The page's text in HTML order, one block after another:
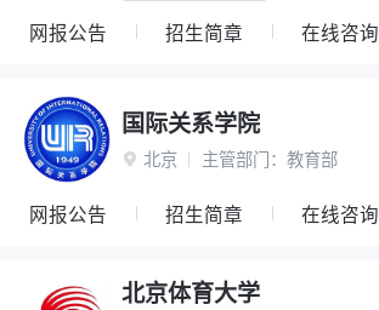
网报公告 招生简章 在线咨询
国际关系学院
 北京 主管部门： 教育部
网报公告 招生简章 在线咨询
北京体育大学